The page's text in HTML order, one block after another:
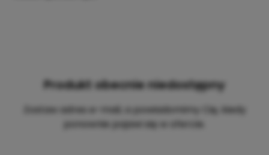
Produkt obecnie niedostępny
Zostaw adres e-mail, a powiadomimy Cię, kiedy
ponownie pojawi się w ofercie.